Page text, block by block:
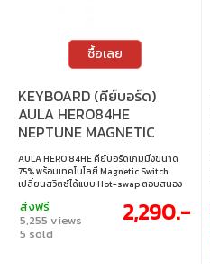
ซื้อเลย
KEYBOARD (คีย์บอร์ด)
AULA HERO84HE
NEPTUNE MAGNETIC
SWITCH RGB - PINK
AULA HERO 84HE คีย์บอร์ดเกมมิ่งขนาด
75% พร้อมเทคโนโลยี Magnetic Switch
เปลี่ยนสวิตช์ได้แบบ Hot-swap ตอบสนอง
Scanning Rate 128KHz รองรับ Dynamic
Keystroke 1 ปุ่มใช้ได้ 4 คำสั่ง พร้อมระบบ DKS,
MT, TGL และ SOCD โครงสร้างเสริมความ
ส่งฟรี
5,255 views
5 sold
2,290.-